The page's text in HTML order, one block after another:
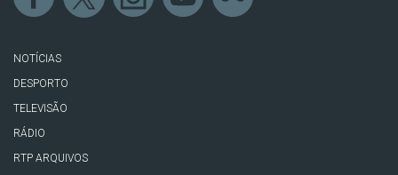
NOTÍCIAS
DESPORTO
TELEVISÃO
RÁDIO
RTP ARQUIVOS